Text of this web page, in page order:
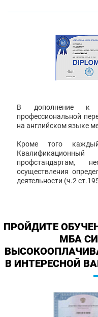
В дополнение к
профессиональной
на английском языке
Кроме того
профстандартам,
осуществления
деятельности (ч.2
ПРОЙДИТЕ
МБА
В ИНТЕРЕСНОЙ